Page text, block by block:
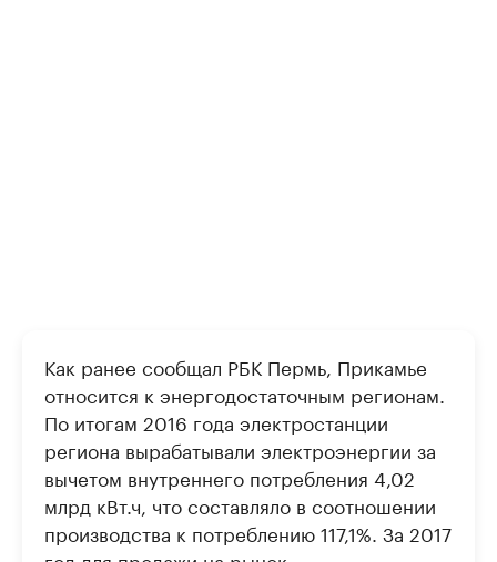
Как ранее сообщал РБК Пермь, Прикамье
относится к энергодостаточным регионам.
По итогам 2016 года электростанции
региона вырабатывали электроэнергии за
вычетом внутреннего потребления 4,02
млрд кВт.ч, что составляло в соотношении
производства к потреблению 117,1%. За 2017